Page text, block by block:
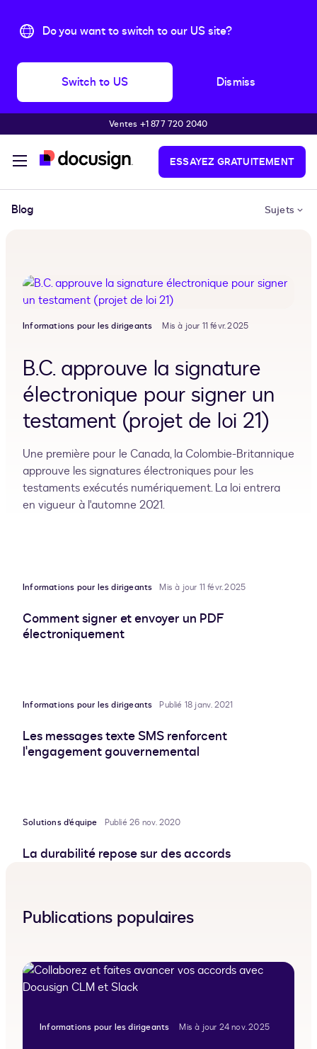
Do you want to switch to our US site?
Switch to US Dismiss
Passer au contenu principalVentes +1 877 720 2040
ESSAYEZ GRATUITEMENT
Blog Sujets
Informations pour les dirigeants Mis à jour 11 févr. 2025
B.C. approuve la signature
électronique pour signer un
testament (projet de loi 21)
Une première pour le Canada, la Colombie-Britannique
approuve les signatures électroniques pour les
testaments exécutés numériquement. La loi entrera
en vigueur à l'automne 2021.
Informations pour les dirigeants Mis à jour 11 févr. 2025
Comment signer et envoyer un PDF
électroniquement
Informations pour les dirigeants Publié 18 janv. 2021
Les messages texte SMS renforcent
l'engagement gouvernemental
Solutions d’équipe Publié 26 nov. 2020
La durabilité repose sur des accords
Publications populaires
Informations pour les dirigeants Mis à jour 24 nov. 2025